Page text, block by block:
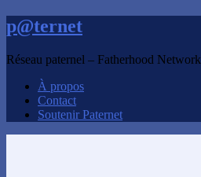
p@ternet
Réseau paternel – Fatherhood Network
À propos
Contact
Soutenir Paternet